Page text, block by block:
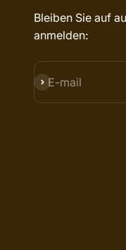
Bleiben Sie auf
anmelden:
E-mail
SUBSCRIBE